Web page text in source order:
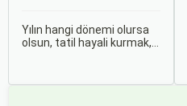
İpuçları
Yılın hangi dönemi olursa
olsun, tatil hayali kurmak,